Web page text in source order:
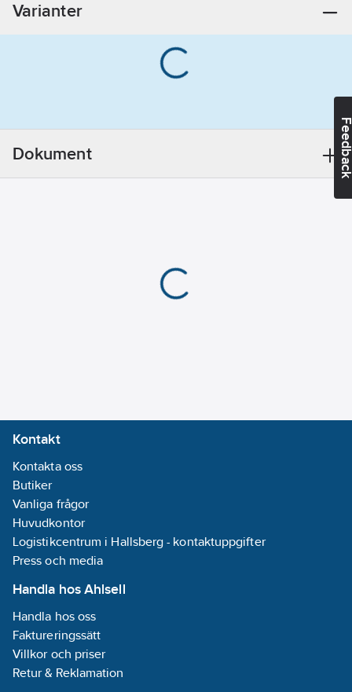
Varianter
Dokument
Kontakt
Kontakta oss
Butiker
Vanliga frågor
Huvudkontor
Logistikcentrum i Hallsberg - kontaktuppgifter
Press och media
Handla hos Ahlsell
Handla hos oss
Faktureringssätt
Villkor och priser
Retur & Reklamation